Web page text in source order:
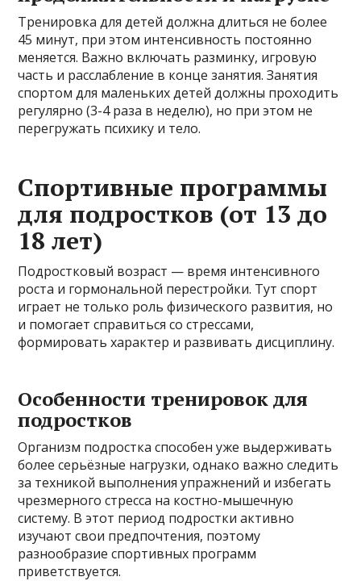
Тренировка для детей должна длиться не более
45 минут, при этом интенсивность постоянно
меняется. Важно включать разминку, игровую
часть и расслабление в конце занятия. Занятия
спортом для маленьких детей должны проходить
регулярно (3-4 раза в неделю), но при этом не
перегружать психику и тело.
Спортивные программы
для подростков (от 13 до
18 лет)
Подростковый возраст — время интенсивного
роста и гормональной перестройки. Тут спорт
играет не только роль физического развития, но
и помогает справиться со стрессами,
формировать характер и развивать дисциплину.
Особенности тренировок для
подростков
Организм подростка способен уже выдерживать
более серьёзные нагрузки, однако важно следить
за техникой выполнения упражнений и избегать
чрезмерного стресса на костно-мышечную
систему. В этот период подростки активно
изучают свои предпочтения, поэтому
разнообразие спортивных программ
приветствуется.